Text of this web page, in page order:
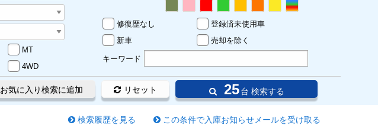
MT
4WD
修復歴なし
登録済未使用車
新車
売却を除く
キーワード
25 台 検索する
リセット
お気に入り検索に追加
この条件で入庫お知らせメールを受け取る
検索履歴を見る